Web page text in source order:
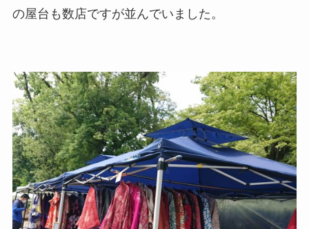
の屋台も数店ですが並んでいました。